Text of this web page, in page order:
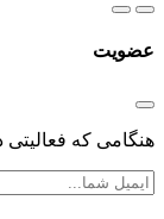
عضویت
هنگامی که